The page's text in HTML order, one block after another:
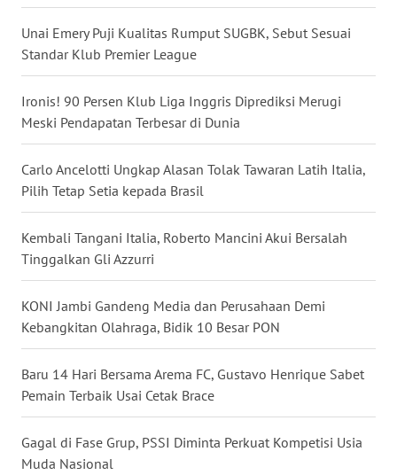
Unai Emery Puji Kualitas Rumput SUGBK, Sebut Sesuai
Standar Klub Premier League
Ironis! 90 Persen Klub Liga Inggris Diprediksi Merugi
Meski Pendapatan Terbesar di Dunia
Carlo Ancelotti Ungkap Alasan Tolak Tawaran Latih Italia,
Pilih Tetap Setia kepada Brasil
Kembali Tangani Italia, Roberto Mancini Akui Bersalah
Tinggalkan Gli Azzurri
KONI Jambi Gandeng Media dan Perusahaan Demi
Kebangkitan Olahraga, Bidik 10 Besar PON
Baru 14 Hari Bersama Arema FC, Gustavo Henrique Sabet
Pemain Terbaik Usai Cetak Brace
Gagal di Fase Grup, PSSI Diminta Perkuat Kompetisi Usia
Muda Nasional
WN
SULBAR
WN
BABEL
WN
SUMBAR
WN
SUMSEL
WN
BENGKULU
WN
LAMPUNG
JATENG